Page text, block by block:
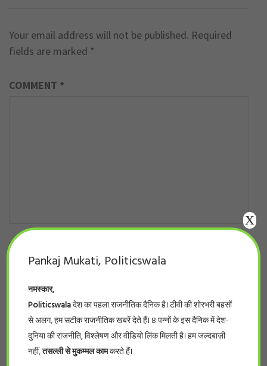
Your email address will not be published. Required
fields are marked *
COMMENT *
NAME
WEBSITE
Pankaj Mukati, Politicswala
नमस्कार,
Politicswalaदेश का पहला राजनीतिक दैनिक है। टीवी की शोरभरी बहसों
से अलग, हम सटीक राजनीतिक खबरें देते हैं। 8 पन्नों के इस दैनिक में देश-
दुनिया की राजनीति, विश्लेषण और वीडियो लिंक मिलती है। हम जल्दबाज़ी
नहीं,तसल्ली से मुकम्मल कामकरते हैं।
X